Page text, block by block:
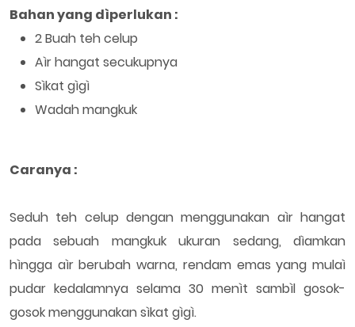
Bahan yang dìperlukan :
2 Buah teh celup
Aìr hangat secukupnya
Sìkat gìgì
Wadah mangkuk
Caranya :
Seduh teh celup dengan menggunakan aìr hangat
pada sebuah mangkuk ukuran sedang, dìamkan
hìngga aìr berubah warna, rendam emas yang mulaì
pudar kedalamnya selama 30 menìt sambìl gosok-
gosok menggunakan sìkat gìgì.